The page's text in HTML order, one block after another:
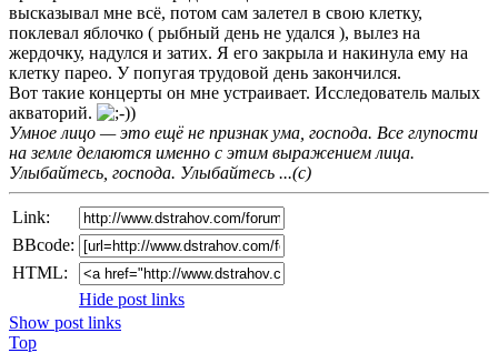
высказывал мне всё, потом сам залетел в свою клетку,
поклевал яблочко ( рыбный день не удался ), вылез на
жердочку, надулся и затих. Я его закрыла и накинула ему на
клетку парео. У попугая трудовой день закончился.
Вот такие концерты он мне устраивает. Исследователь малых
акваторий.
Умное лицо — это ещё не признак ума, господа. Все глупости
на земле делаются именно с этим выражением лица.
Улыбайтесь, господа. Улыбайтесь ...(с)
Link:
BBcode:
HTML:
Hide post links
Show post links
Top